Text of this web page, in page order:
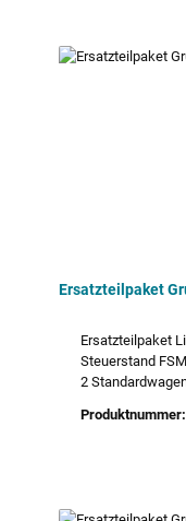
Ersatzteilpaket
Ersatzteilpaket
Steuerstand
2
Produktnummer: